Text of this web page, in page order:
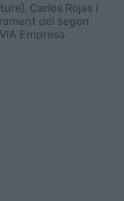
Carlos Rojas i
del segon
Empresa